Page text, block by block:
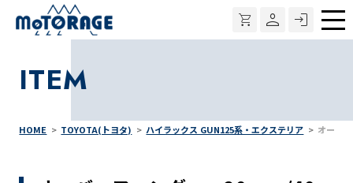
ITEM
HOME TOYOTA(トヨタ) ハイラックス GUN125系・エクステリア オーバ
メ